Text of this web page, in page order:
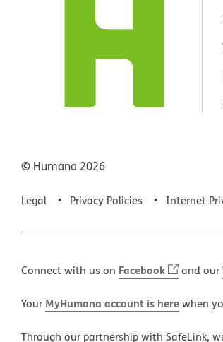
© Humana 2026
Legal Privacy Policies Internet
Connect with us on Facebook and our
Your MyHumana account is herewhen
Through our partnership with SafeLink,